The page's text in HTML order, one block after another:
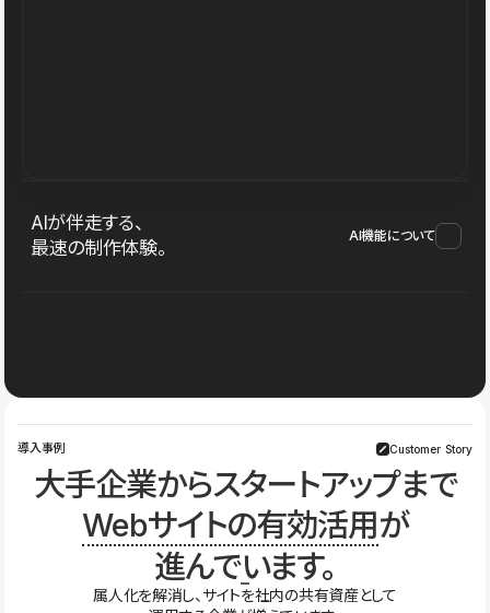
AIが伴走する、
最速の制作体験。
AI機能について
導入事例 Customer Story
大手企業からスタートアップまで
Webサイトの有効活用が
進んでいます。
属人化を解消し、サイトを社内の共有資産として